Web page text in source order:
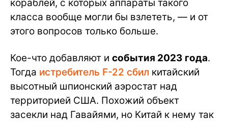
кораблей, с которых аппараты такого
класса вообще могли бы взлететь, — и от
этого вопросов только больше.
Кое-что добавляют и события 2023 года.
Тогда истребитель F-22 сбил китайский
высотный шпионский аэростат над
территорией США. Похожий объект
засекли над Гавайями, но Китай к нему так